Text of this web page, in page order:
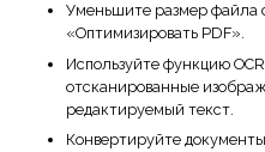
Уменьшите размер файла
«Оптимизировать PDF».
Используйте функцию
отсканированные
редактируемый текст.
Конвертируйте